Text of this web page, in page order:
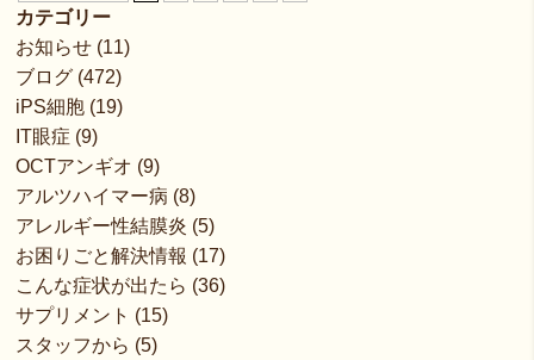
カテゴリー
お知らせ (11)
ブログ (472)
iPS細胞 (19)
IT眼症 (9)
OCTアンギオ (9)
アルツハイマー病 (8)
アレルギー性結膜炎 (5)
お困りごと解決情報 (17)
こんな症状が出たら (36)
サプリメント (15)
スタッフから (5)